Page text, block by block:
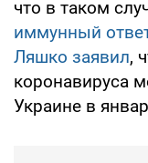
что в таком
иммунный
Ляшко заявил,
коронавируса
Украине в